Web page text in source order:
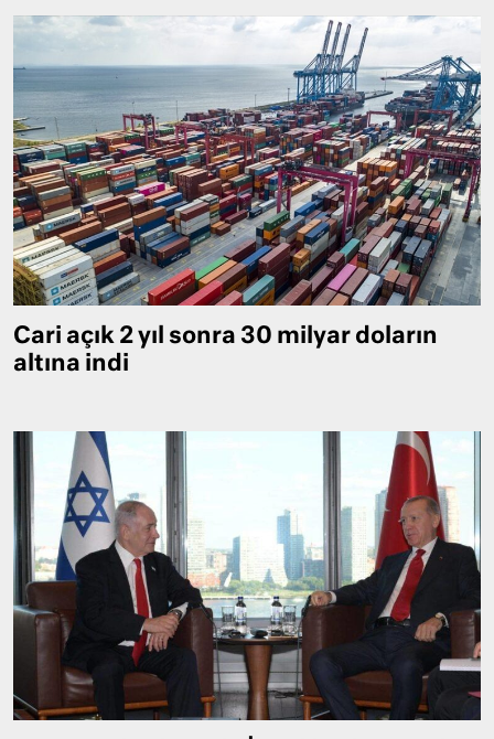
Cari açık 2 yıl sonra 30 milyar doların
altına indi